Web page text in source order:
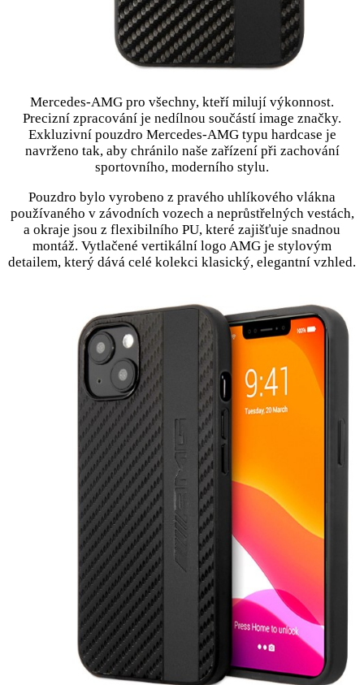
Mercedes-AMG pro všechny, kteří milují výkonnost.
Precizní zpracování je nedílnou součástí image značky.
Exkluzivní pouzdro Mercedes-AMG typu hardcase je
navrženo tak, aby chránilo naše zařízení při zachování
sportovního, moderního stylu.
Pouzdro bylo vyrobeno z pravého uhlíkového vlákna
používaného v závodních vozech a neprůstřelných vestách,
a okraje jsou z flexibilního PU, které zajišťuje snadnou
montáž. Vytlačené vertikální logo AMG je stylovým
detailem, který dává celé kolekci klasický, elegantní vzhled.